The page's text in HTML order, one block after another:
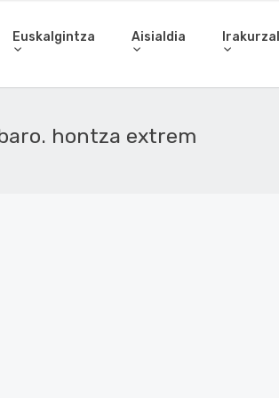
Euskalgintza Aisialdia
hontza extrem